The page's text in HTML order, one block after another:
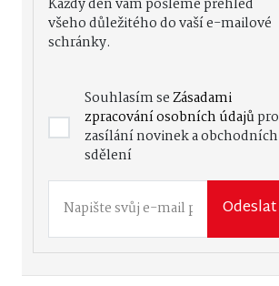
všeho důležitého do vaší e-mailové
schránky.
Souhlasím seZásadami
zpracování osobních údajůpro
zasílání novinek a obchodních
sdělení
Odeslat